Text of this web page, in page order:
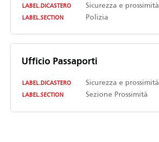
LABEL.DICASTERO Sicurezza e prossimità
LABEL.SECTION Polizia
Ufficio Passaporti
LABEL.DICASTERO Sicurezza e prossimità
LABEL.SECTION Sezione Prossimità